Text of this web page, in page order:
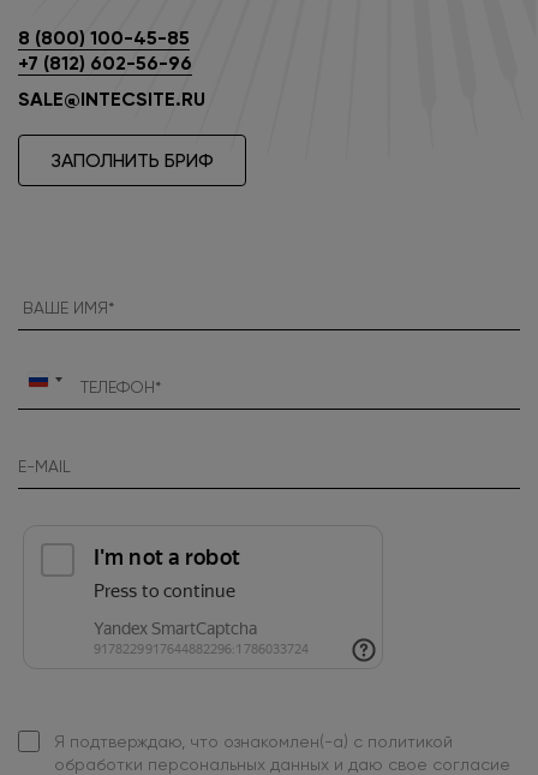
8 (800) 100-45-85
+7 (812) 602-56-96
SALE@INTECSITE.RU
ЗАПОЛНИТЬ БРИФ
Россия
Я подтверждаю, что ознакомлен(-а) с политикой
обработки персональных данных и даю свое согласие